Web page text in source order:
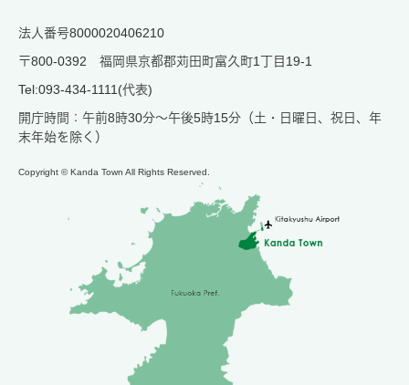
法人番号8000020406210
〒800-0392 福岡県京都郡苅田町富久町1丁目19-1
Tel:093-434-1111(代表)
開庁時間：午前8時30分～午後5時15分（土・日曜日、祝日、年
末年始を除く）
Copyright © Kanda Town All Rights Reserved.